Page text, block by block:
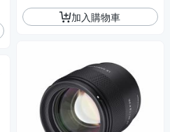
加入購物車